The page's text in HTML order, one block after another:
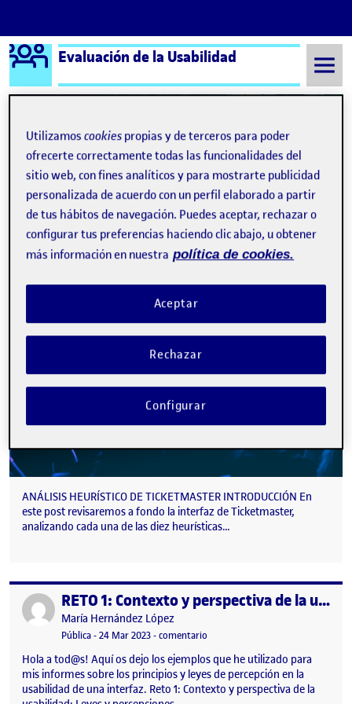
Saltar al contenido
Logo Ágora
Evaluación de la Usabilidad
Semestre 20222 - Aula 1 María Hernández López
María Hernández López
Publicado porPEC 2. EVALUACIÓN HEURÍSTICA
Publicado por
María Hernández López
ANÁLISIS HEURÍSTICO DE TICKETMASTER INTRODUCCIÓN En
este post revisaremos a fondo la interfaz de Ticketmaster,
analizando cada una de las diez heurísticas…
Publicado por RETO 1: Contexto y perspectiva de la usabilidad: Leyes y percepciones.
Publicado por
María Hernández López
Visibilidad:
Pública-Fecha de publicación
24 Mar 2023-comentario
Hola a tod@s! Aquí os dejo los ejemplos que he utilizado para
mis informes sobre los principios y leyes de percepción en la
usabilidad de una interfaz. Reto 1: Contexto y perspectiva de la
Utilizamoscookies propias y de terceros para poder
ofrecerte correctamente todas las funcionalidades del
sitio web, con fines analíticos y para mostrarte publicidad
personalizada de acuerdo con un perfil elaborado a partir
de tus hábitos de navegación. Puedes aceptar, rechazar o
configurar tus preferencias haciendo clic abajo, u obtener
más información en nuestra política de cookies.
Rechazar
Aceptar
Configurar